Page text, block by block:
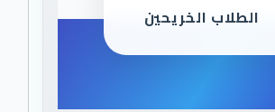
الطلاب الخريحين